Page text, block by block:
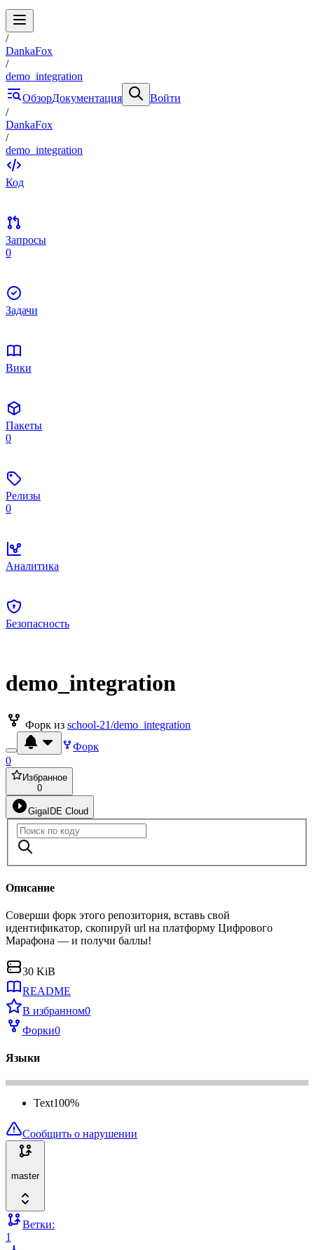
/
DankaFox
/
demo_integration
ОбзорДокументация
Войти
/
DankaFox
/
demo_integration
Код
Запросы
0
Задачи
Вики
Пакеты
0
Релизы
0
Аналитика
Безопасность
demo_integration
Форк из school-21/demo_integration
Форк
0
Избранное
0
GigaIDE Cloud
Описание
Соверши форк этого репозитория, вставь свой
идентификатор, скопируй url на платформу Цифрового
Марафона — и получи баллы!
30 KiB
README
В избранном0
Форки0
Языки
Text100%
Сообщить о нарушении
master
Ветки:
1